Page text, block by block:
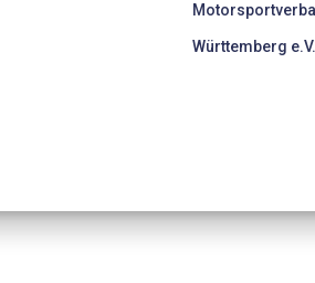
Württemberg e.V.